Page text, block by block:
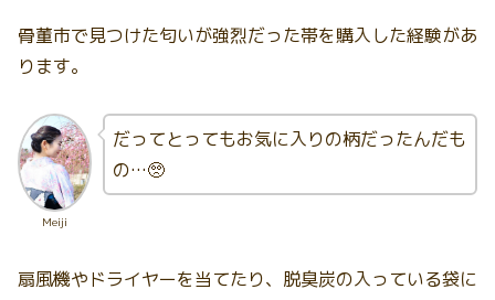
骨董市で見つけた匂いが強烈だった帯を購入した経験があ
ります。
Meiji
だってとってもお気に入りの柄だったんだも
の…🥺
扇風機やドライヤーを当てたり、脱臭炭の入っている袋に